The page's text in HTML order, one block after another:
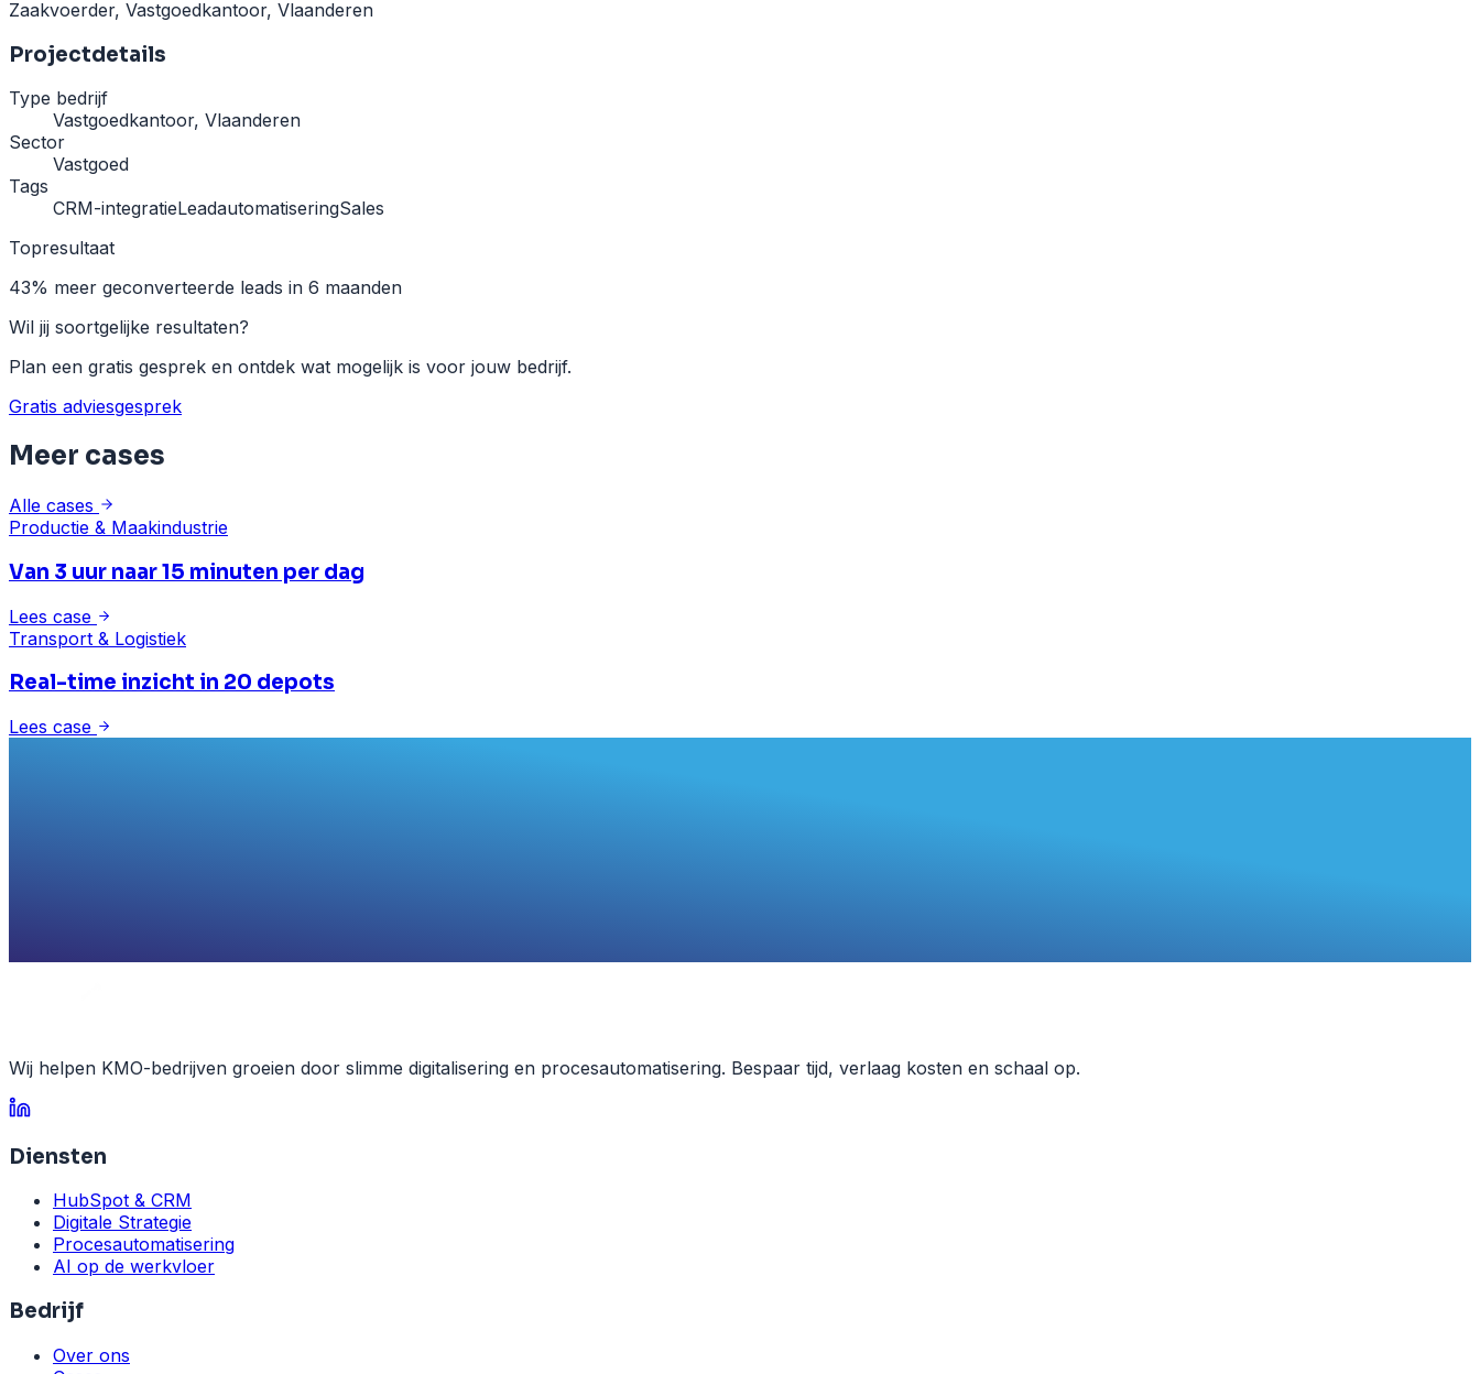
Zaakvoerder, Vastgoedkantoor, Vlaanderen
Projectdetails
Type bedrijf
Vastgoedkantoor, Vlaanderen
Sector
Vastgoed
Tags
CRM-integratieLeadautomatiseringSales
Topresultaat
43% meer geconverteerde leads in 6 maanden
Wil jij soortgelijke resultaten?
Plan een gratis gesprek en ontdek wat mogelijk is voor jouw bedrijf.
Gratis adviesgesprek
Meer cases
Alle cases
Productie & Maakindustrie
Van 3 uur naar 15 minuten per dag
Lees case
Transport & Logistiek
Real-time inzicht in 20 depots
Lees case
Wij helpen KMO-bedrijven groeien door slimme digitalisering en procesautomatisering. Bespaar tijd, verlaag kosten en schaal op.
Diensten
HubSpot & CRM
Digitale Strategie
Procesautomatisering
AI op de werkvloer
Bedrijf
Over ons